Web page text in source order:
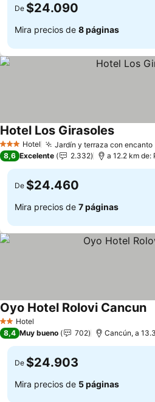
De $24.090
Mira precios de 8 páginas
3 Estrellas
Hotel Jardín y terraza con encanto
Hotel Los Girasoles
8,6 Excelente 2.332 a 12.2 km de:
De $24.460
Mira precios de 7 páginas
2 Estrellas
Hotel
Oyo Hotel Rolovi Cancun
8,4 Muy bueno 702 Cancún, a
De $24.903
Mira precios de 5 páginas